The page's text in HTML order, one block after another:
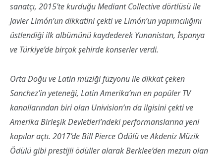
sanatçı, 2015’te kurduğu Mediant Collective dörtlüsü ile
Javier Limón’un dikkatini çekti ve Limón’un yapımcılığını
üstlendiği ilk albümünü kaydederek Yunanistan, İspanya
ve Türkiye’de birçok şehirde konserler verdi.
Orta Doğu ve Latin müziği füzyonu ile dikkat çeken
Sanchez’in yeteneği, Latin Amerika’nın en popüler TV
kanallarından biri olan Univision’ın da ilgisini çekti ve
Amerika Birleşik Devletleri’ndeki performanslarına yeni
kapılar açtı. 2017’de Bill Pierce Ödülü ve Akdeniz Müzik
Ödülü gibi prestijli ödüller alarak Berklee’den mezun olan